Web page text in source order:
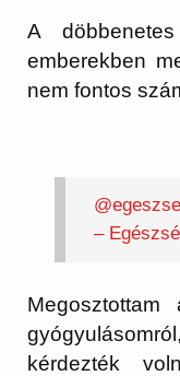
A
emberekben
nem fontos
–
kérdezték